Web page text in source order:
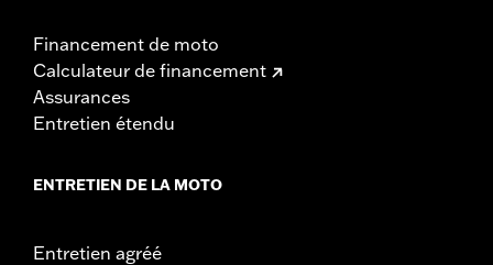
Financement de moto
Calculateur de financement
Assurances
Entretien étendu
ENTRETIEN DE LA MOTO
Entretien agréé